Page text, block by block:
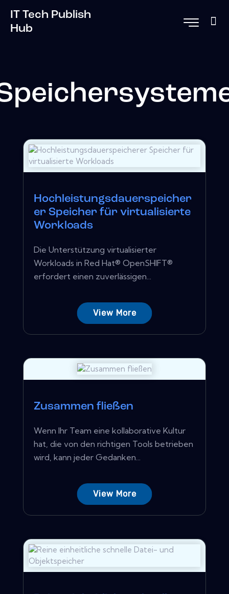
IT Tech Publish
Hub
Hochleistungsdauerspeicher
er Speicher für virtualisierte
Workloads
Die Unterstützung virtualisierter
Workloads in Red Hat® OpenSHIFT®
erfordert einen zuverlässigen...
View More
Zusammen fließen
Wenn Ihr Team eine kollaborative Kultur
hat, die von den richtigen Tools betrieben
wird, kann jeder Gedanken...
View More